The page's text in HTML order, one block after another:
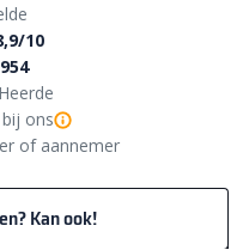
10
ons
of aannemer
Kan ook!